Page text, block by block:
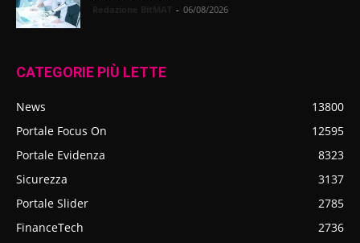
- 06/08/2026
CATEGORIE PIÙ LETTE
News
13800
Portale Focus On
12595
Portale Evidenza
8323
Sicurezza
3137
Portale Slider
2785
FinanceTech
2736